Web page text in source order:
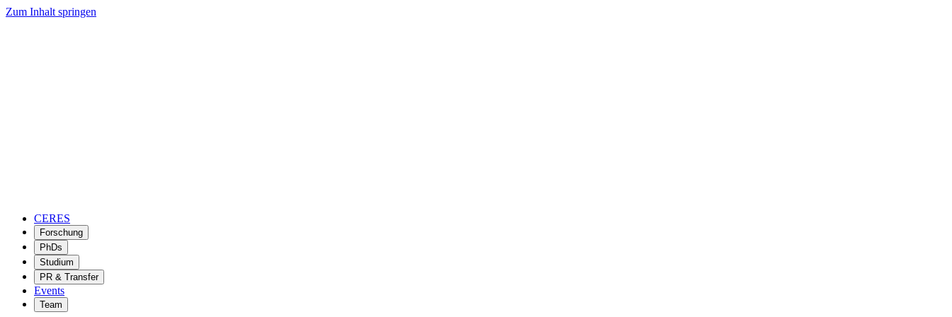
Zum Inhalt springen
CERES
Forschung
PhDs
Studium
PR & Transfer
Events
Team